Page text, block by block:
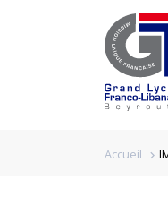
Accueil chevron_right